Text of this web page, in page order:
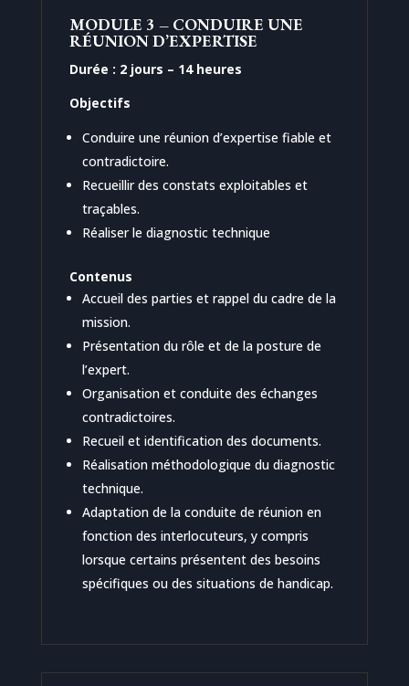
MODULE 3 – CONDUIRE UNE
RÉUNION D’EXPERTISE
Durée : 2 jours – 14 heures
Objectifs
Conduire une réunion d’expertise fiable et
contradictoire.
Recueillir des constats exploitables et
traçables.
Réaliser le diagnostic technique
Contenus
Accueil des parties et rappel du cadre de la
mission.
Présentation du rôle et de la posture de
l’expert.
Organisation et conduite des échanges
contradictoires.
Recueil et identification des documents.
Réalisation méthodologique du diagnostic
technique.
Adaptation de la conduite de réunion en
fonction des interlocuteurs, y compris
lorsque certains présentent des besoins
spécifiques ou des situations de handicap.